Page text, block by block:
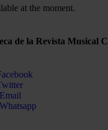
at the moment.
de la Revista Musical